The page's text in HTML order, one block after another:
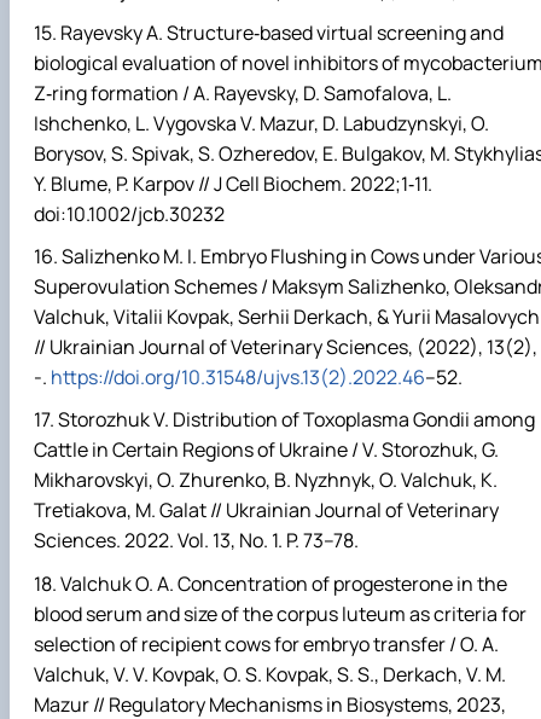
Rayevsky A. Structure‐based virtual screening and
biological evaluation of novel inhibitors of
Z‐ring formation / A. Rayevsky, D. Samofalova, L.
Ishchenko, L. Vygovska V. Mazur, D. Labudzynskyi, O.
Borysov, S. Spivak, S. Ozheredov, E. Bulgakov, M.
Y. Blume, P. Karpov // J Cell Biochem. 2022;1‐11.
doi:10.1002/jcb.30232
Salizhenko M. I. Embryo Flushing in Cows under
Superovulation Schemes / Maksym Salizhenko,
Valchuk, Vitalii Kovpak, Serhii Derkach, & Yurii Masalovych
// Ukrainian Journal of Veterinary Sciences, (2022), 13(2),
-. https://doi.org/10.31548/ujvs.13(2).2022.46–52.
Storozhuk V. Distribution of Toxoplasma Gondii among
Cattle in Certain Regions of Ukraine / V. Storozhuk, G.
Mikharovskyi, O. Zhurenko, B. Nyzhnyk, O. Valchuk, K.
Tretiakova, M. Galat // Ukrainian Journal of Veterinary
Sciences. 2022. Vol. 13, No. 1. P. 73–78.
Valchuk O. A. Concentration of progesterone in the
blood serum and size of the corpus luteum as criteria for
selection of recipient cows for embryo transfer / O. A.
Valchuk, V. V. Kovpak, O. S. Kovpak, S. S., Derkach, V. M.
Mazur // Regulatory Mechanisms in Biosystems, 2023,